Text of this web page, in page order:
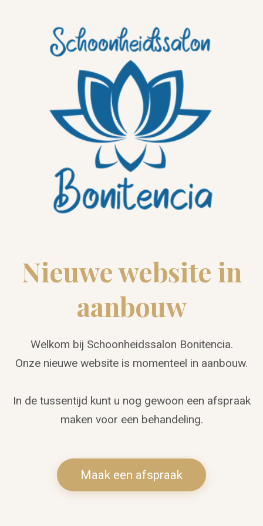
Nieuwe website in
aanbouw
Welkom bij Schoonheidssalon Bonitencia.
Onze nieuwe website is momenteel in aanbouw.
In de tussentijd kunt u nog gewoon een afspraak
maken voor een behandeling.
Maak een afspraak